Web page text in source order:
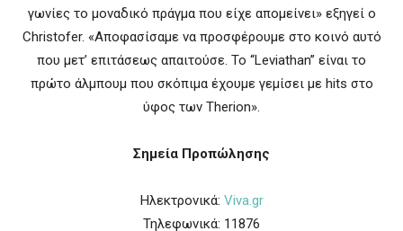
γωνίες το μοναδικό πράγμα που είχε απομείνει» εξηγεί ο
Christofer. «Αποφασίσαμε να προσφέρουμε στο κοινό αυτό
που μετ’ επιτάσεως απαιτούσε. Το “Leviathan” είναι το
πρώτο άλμπουμ που σκόπιμα έχουμε γεμίσει με hits στο
ύφος των Therion».
Σημεία Προπώλησης
Ηλεκτρονικά: Viva.gr
Τηλεφωνικά: 11876